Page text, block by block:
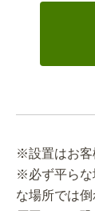
※設置はお客
※必ず平らな
な場所では